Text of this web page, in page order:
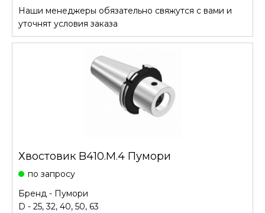
Наши менеджеры обязательно свяжутся с вами и
уточнят условия заказа
Хвостовик B410.М.4 Пумори
по запросу
Бренд - Пумори
D - 25, 32, 40, 50, 63